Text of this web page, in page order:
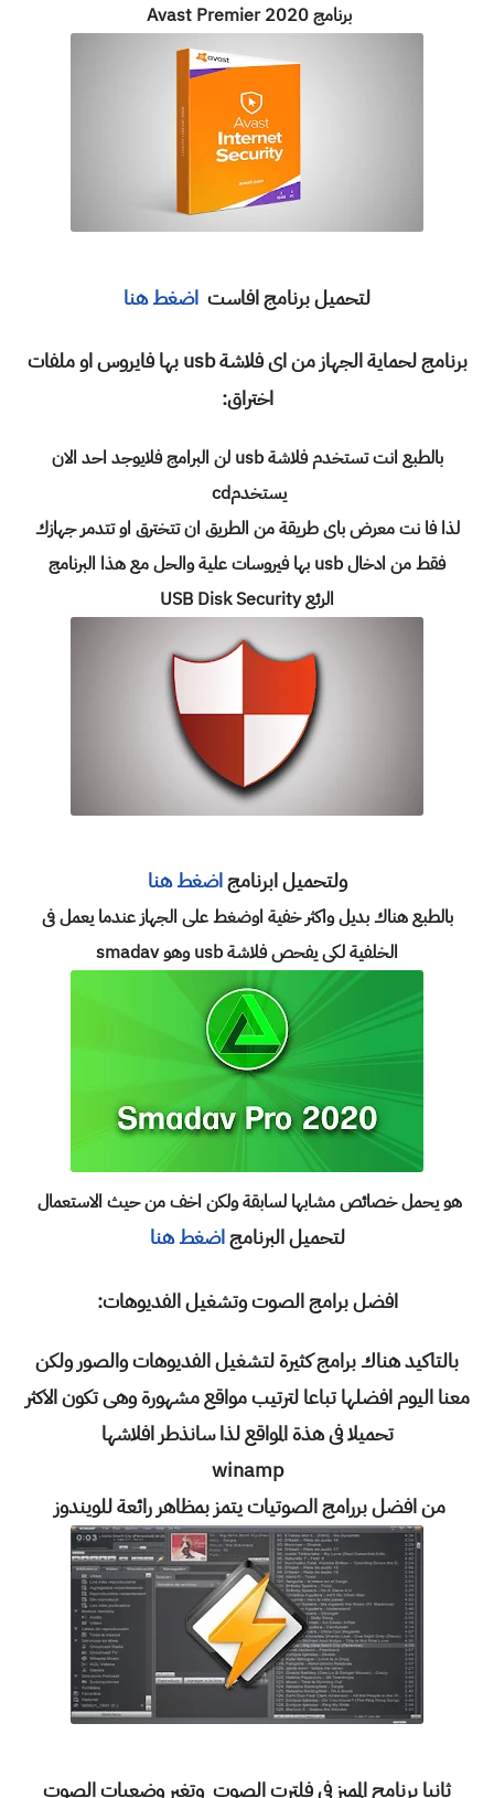
برنامج Avast Premier 2020
لتحميل برنامج افاست اضغط هنا
برنامج لحماية الجهاز من اى فلاشة usb بها فايروس او ملفات
اختراق:
بالطبع انت تستخدم فلاشة usb لن البرامج فلايوجد احد الان
يستخدمcd
لذا فا نت معرض باى طريقة من الطريق ان تتخترق او تتدمر جهازك
فقط من ادخال usb بها فيروسات علية والحل مع هذا البرنامج
الرئعUSB Disk Security
ولتحميل ابرنامجاضغط هنا
بالطبع هناك بديل واكثر خفية اوضغط على الجهاز عندما يعمل فى
الخلفية لكى يفحص فلاشة usb وهو smadav
هو يحمل خصائص مشابها لسابقة ولكن اخف من حيث الاستعمال
لتحميل البرنامجاضغط هنا
افضل برامج الصوت وتشغيل الفديوهات:
بالتاكيد هناك برامج كثيرة لتشغيل الفديوهات والصور ولكن
معنا اليوم افضلها تباعا لترتيب مواقع مشهورة وهى تكون الاكثر
تحميلا فى هذة المواقع لذا سانذطر افلاشها
winamp
من افضل بررامج الصوتيات يتمز بمظاهر رائعة للويندوز
ثانيا برنامح المميز فى فلترت الصوت وتغير وضعبات الصوت